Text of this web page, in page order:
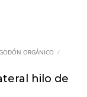
ORGÁNICO /
hilo de